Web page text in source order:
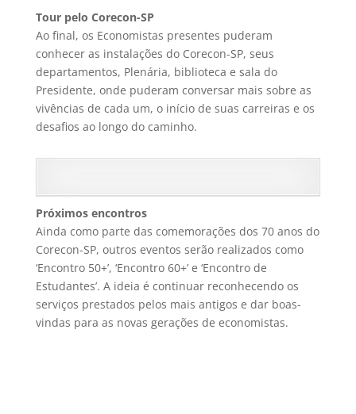
Tour pelo Corecon-SP
Ao final, os Economistas presentes puderam
conhecer as instalações do Corecon-SP, seus
departamentos, Plenária, biblioteca e sala do
Presidente, onde puderam conversar mais sobre as
vivências de cada um, o início de suas carreiras e os
desafios ao longo do caminho.
Próximos encontros
Ainda como parte das comemorações dos 70 anos do
Corecon-SP, outros eventos serão realizados como
‘Encontro 50+’, ‘Encontro 60+’ e ‘Encontro de
Estudantes’. A ideia é continuar reconhecendo os
serviços prestados pelos mais antigos e dar boas-
vindas para as novas gerações de economistas.